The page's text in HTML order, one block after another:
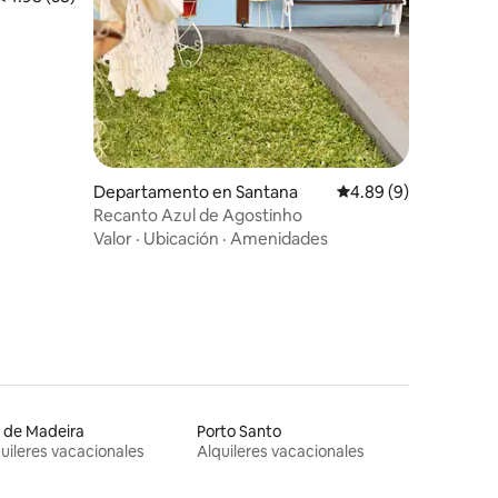
Departamento en Santana Calificación
4.89 (9)
Recanto Azul de Agostinho
Valor · Ubicación · Amenidades
de Madeira
vacacionales
Porto Santo
Alquileres vacacionales